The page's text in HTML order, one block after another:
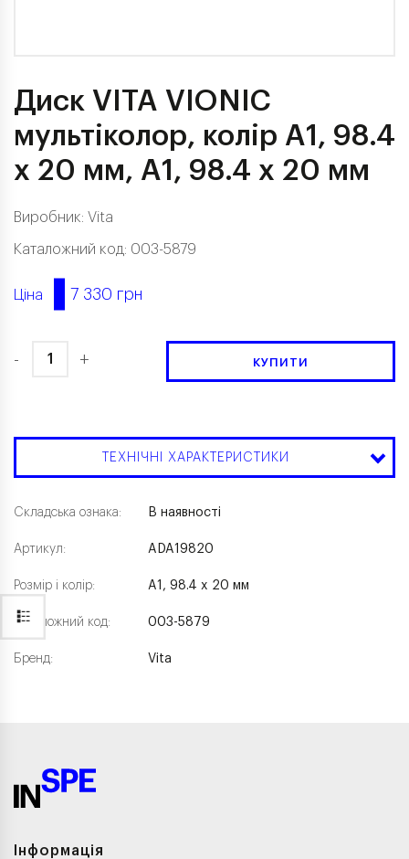
Диск VITA VIONIC
мультіколор, колір A1, 98.4
x 20 мм, A1, 98.4 x 20 мм
Виробник: Vita
Каталожний код: 003-5879
Ціна 7 330 грн
- + КУПИТИ
ТЕХНІЧНІ ХАРАКТЕРИСТИКИ
Складська ознака:
Артикул:
Розмір і колір:
Каталожний код:
Бренд:
В наявності
ADA19820
A1, 98.4 x 20 мм
003-5879
Vita
Інформація